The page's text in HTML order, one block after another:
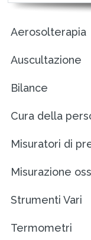
Aerosolterapia
Auscultazione
Bilance
Cura della
Misuratori di
Misurazione
Strumenti Vari
Termometri